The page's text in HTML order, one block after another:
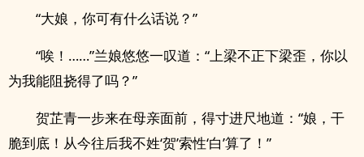
“大娘，你可有什么话说？”
“唉！……”兰娘悠悠一叹道：“上梁不正下梁歪，你以
为我能阻挠得了吗？”
贺芷青一步来在母亲面前，得寸进尺地道：“娘，干
脆到底！从今往后我不姓‘贺’索性‘白’算了！”